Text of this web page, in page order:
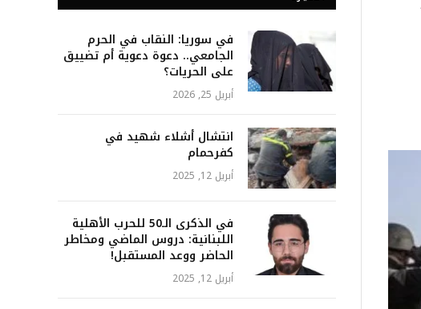
في سوريا: النقاب في الحرم
الجامعي.. دعوة دعوية أم تضييق
على الحريات؟
أبريل 25, 2026
انتشال أشلاء شهيد في
كفرحمام
أبريل 12, 2025
في الذكرى الـ50 للحرب الأهلية
اللبنانية: دروس الماضي ومخاطر
الحاضر ووعد المستقبل!
أبريل 12, 2025